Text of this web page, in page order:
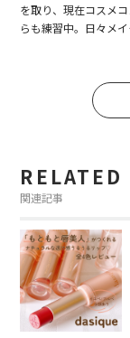
を取り、現在コスメ
らも練習中。日々メ
関連記事